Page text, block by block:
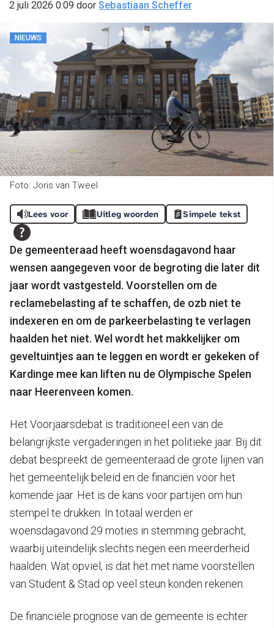
2 juli 2026 0:09 door Sebastiaan Scheffer
NIEUWS
Foto: Joris van Tweel
Lees voor Uitleg woorden Simpele tekst
De gemeenteraad heeft woensdagavond haar
wensen aangegeven voor de begroting die later dit
jaar wordt vastgesteld. Voorstellen om de
reclamebelasting af te schaffen, de ozb niet te
indexeren en om de parkeerbelasting te verlagen
haalden het niet. Wel wordt het makkelijker om
geveltuintjes aan te leggen en wordt er gekeken of
Kardinge mee kan liften nu de Olympische Spelen
naar Heerenveen komen.
Het Voorjaarsdebat is traditioneel een van de
belangrijkste vergaderingen in het politieke jaar. Bij dit
debat bespreekt de gemeenteraad de grote lijnen van
het gemeentelijk beleid en de financiën voor het
komende jaar. Het is de kans voor partijen om hun
stempel te drukken. In totaal werden er
woensdagavond 29 moties in stemming gebracht,
waarbij uiteindelijk slechts negen een meerderheid
haalden. Wat opviel, is dat het met name voorstellen
van Student & Stad op veel steun konden rekenen.
De financiële prognose van de gemeente is echter